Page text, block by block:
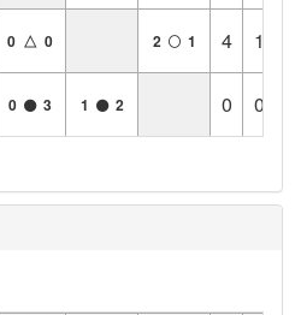
0 △ 0 2 1 4 1
0 3 1 2 0 0